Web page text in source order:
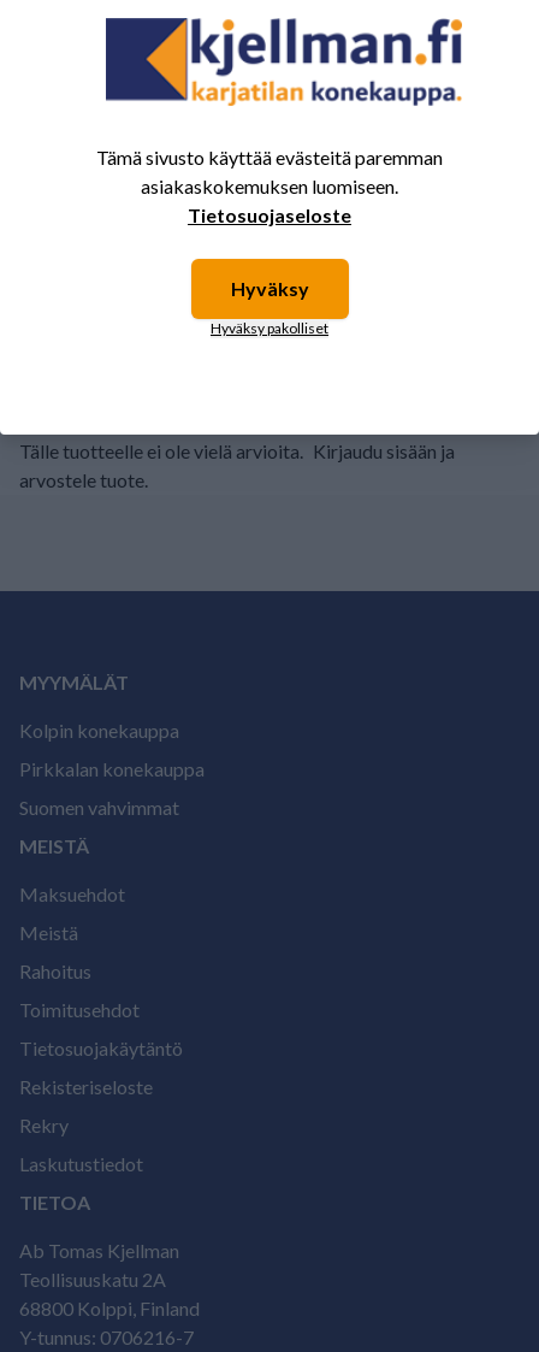
LISÄÄ OSTOSKORIIN
ARVOSTELUJEN YHTEENVETO
Tälle tuotteelle ei ole vielä arvioita. Kirjaudu sisään ja
arvostele tuote.
MYYMÄLÄT
Kolpin konekauppa
Pirkkalan konekauppa
Suomen vahvimmat
MEISTÄ
Maksuehdot
Meistä
Rahoitus
Toimitusehdot
Tietosuojakäytäntö
Rekisteriseloste
Rekry
Laskutustiedot
TIETOA
Ab Tomas Kjellman
Teollisuuskatu 2A
68800 Kolppi, Finland
Y-tunnus: 0706216-7
Tämä sivusto käyttää evästeitä paremman
asiakaskokemuksen luomiseen.
Tietosuojaseloste
Hyväksy
Hyväksy pakolliset